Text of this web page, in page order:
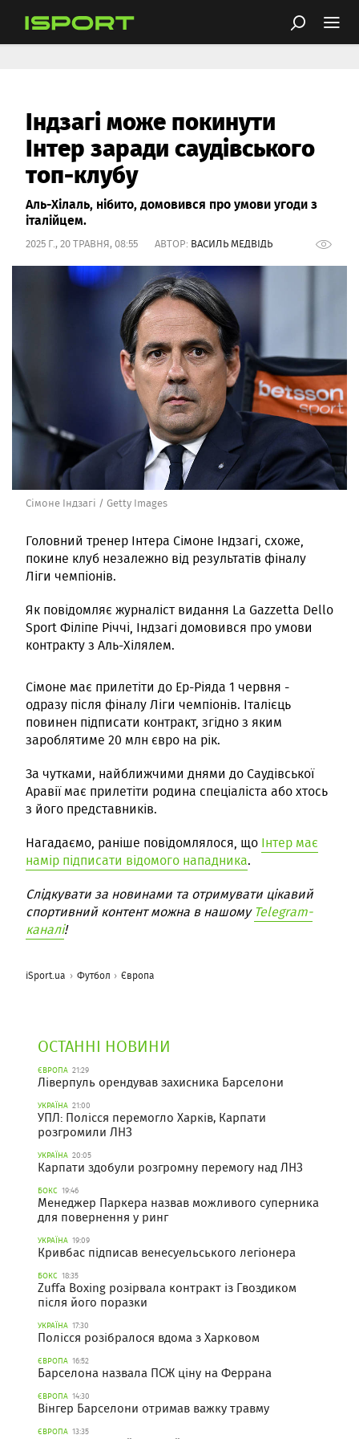
Індзагі може покинути
Інтер заради саудівського
топ-клубу
Аль-Хілаль, нібито, домовився про умови угоди з
італійцем.
2025 Г., 20 ТРАВНЯ, 08:55 АВТОР: ВАСИЛЬ МЕДВІДЬ
Сімоне Індзагі / Getty Images
Головний тренер Інтера Сімоне Індзагі, схоже,
покине клуб незалежно від результатів фіналу
Ліги чемпіонів.
Як повідомляє журналіст видання La Gazzetta Dello
Sport Філіпе Річчі, Індзагі домовився про умови
контракту з Аль-Хілялем.
Сімоне має прилетіти до Ер-Ріяда 1 червня -
одразу після фіналу Ліги чемпіонів. Італієць
повинен підписати контракт, згідно з яким
зароблятиме 20 млн євро на рік.
За чутками, найближчими днями до Саудівської
Аравії має прилетіти родина спеціаліста або хтось
з його представників.
Нагадаємо, раніше повідомлялося, що Інтер має
намір підписати відомого нападника.
Слідкувати за новинами та отримувати цікавий
спортивний контент можна в нашомуTelegram-
каналі!
iSport.ua Футбол Європа
ОСТАННІ НОВИНИ
ЄВРОПА 21:29
Ліверпуль орендував захисника Барселони
УКРАЇНА 21:00
УПЛ: Полісся перемогло Харків, Карпати
розгромили ЛНЗ
УКРАЇНА 20:05
Карпати здобули розгромну перемогу над ЛНЗ
БОКС 19:46
Менеджер Паркера назвав можливого суперника
для повернення у ринг
УКРАЇНА 19:09
Кривбас підписав венесуельського легіонера
БОКС 18:35
Zuffa Boxing розірвала контракт із Гвоздиком
після його поразки
УКРАЇНА 17:30
Полісся розібралося вдома з Харковом
ЄВРОПА 16:52
Барселона назвала ПСЖ ціну на Феррана
ЄВРОПА 14:30
Вінгер Барселони отримав важку травму
ЄВРОПА 13:35